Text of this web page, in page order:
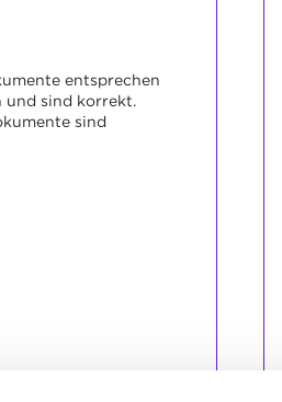
entsprechen
und sind korrekt.
sind